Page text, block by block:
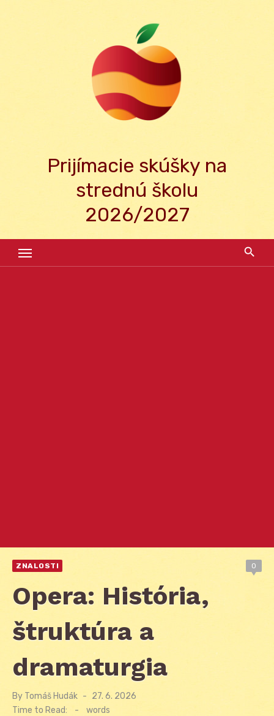
Prijímacie skúšky na
strednú školu
2026/2027
ZNALOSTI 0
Opera: História,
štruktúra a
dramaturgia
By Tomáš Hudák
Posted
on
27. 6. 2026
Time to Read:
- words